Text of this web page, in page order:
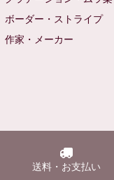
ボーダー・ストライプ
作家・メーカー
送料・お支払い